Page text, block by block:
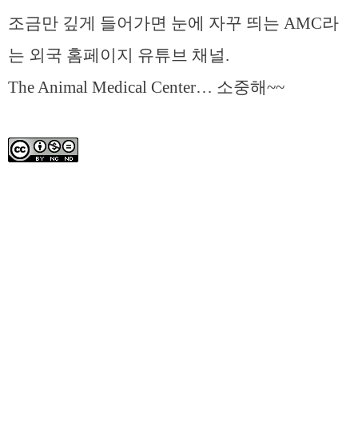
조금만 깊게 들어가면 눈에 자꾸 띄는 AMC라
는 외국 홈페이지 유튜브 채널.
The Animal Medical Center… 소중해~~